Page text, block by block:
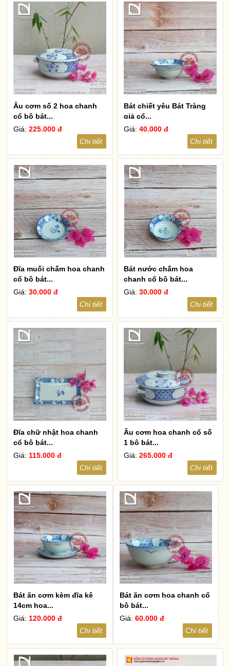
Âu cơm số 2 hoa chanh
cổ bộ bát...
Giá:225.000 đ
Chi tiết
Bát chiết yêu Bát Tràng
giả cổ...
Giá:40.000 đ
Chi tiết
Đĩa muối chấm hoa chanh
cổ bộ bát...
Giá:30.000 đ
Chi tiết
Bát nước chấm hoa
chanh cổ bộ bát...
Giá:30.000 đ
Chi tiết
Đĩa chữ nhật hoa chanh
cổ bộ bát...
Giá: 115.000 đ
Chi tiết
Âu cơm hoa chanh cổ số
1 bộ bát...
Giá:265.000 đ
Chi tiết
Bát ăn cơm kèm đĩa kê
14cm hoa...
Giá:120.000 đ
Chi tiết
Bát ăn cơm hoa chanh cổ
bộ bát...
Giá: 60.000 đ
Chi tiết